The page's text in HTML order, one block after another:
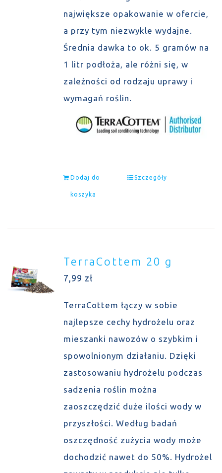
największe opakowanie w ofercie,
a przy tym niezwykle wydajne.
Średnia dawka to ok. 5 gramów na
1 litr podłoża, ale różni się, w
zależności od rodzaju uprawy i
wymagań roślin.
Dodaj do
koszyka
Szczegóły
TerraCottem 20 g
7,99 zł
TerraCottem łączy w sobie
najlepsze cechy hydrożelu oraz
mieszanki nawozów o szybkim i
spowolnionym działaniu. Dzięki
zastosowaniu hydrożelu podczas
sadzenia roślin można
zaoszczędzić duże ilości wody w
przyszłości. Według badań
oszczędność zużycia wody może
dochodzić nawet do 50%. Hydrożel